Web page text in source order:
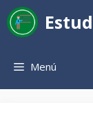
Saltar
al
contenido
Menú